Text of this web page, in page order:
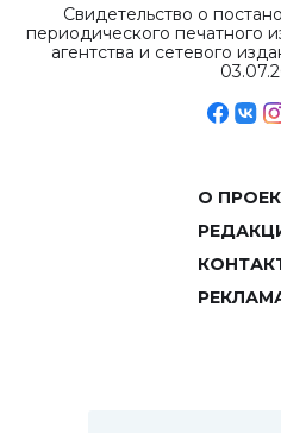
Свидетельство о
периодического печатного
агентства и сетевого
О